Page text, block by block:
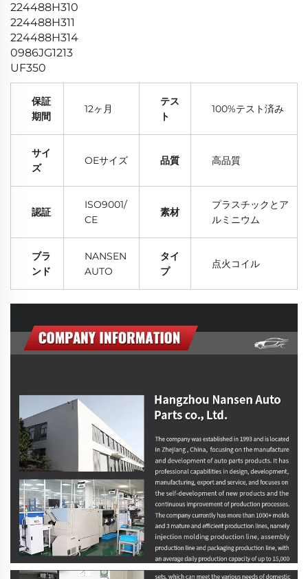
224488H310
224488H311
224488H314
0986JG1213
UF350
保証
期間
12ヶ月
テス
ト
100%テスト済み
サイ
ズ
OEサイズ 品質 高品質
認証
ISO9001/
CE
素材
プラスチックとア
ルミニウム
ブラ
ンド
NANSEN
AUTO
タイ
プ
点火コイル